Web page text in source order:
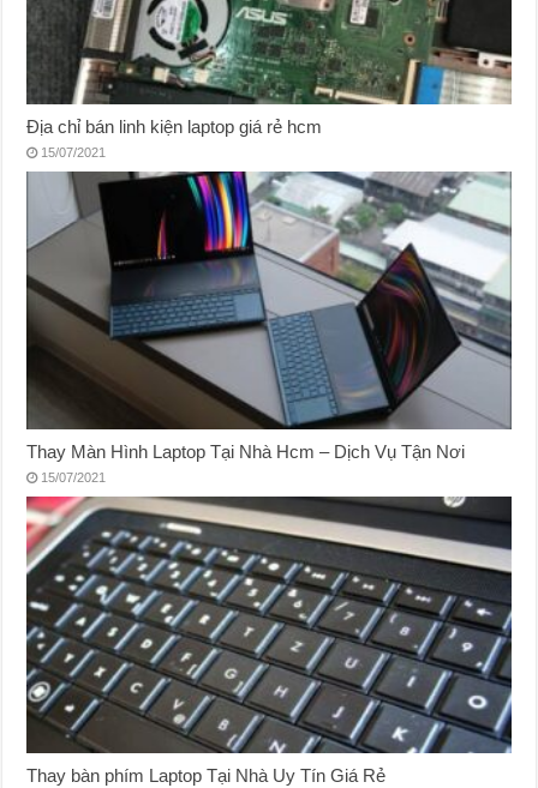
Địa chỉ bán linh kiện laptop giá rẻ hcm
15/07/2021
Thay Màn Hình Laptop Tại Nhà Hcm – Dịch Vụ Tận Nơi
15/07/2021
Thay bàn phím Laptop Tại Nhà Uy Tín Giá Rẻ